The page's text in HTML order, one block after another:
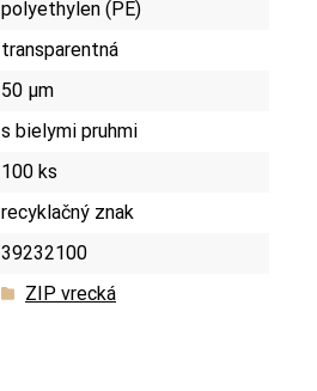
polyethylen (PE)
transparentná
50 µm
s bielymi pruhmi
100 ks
recyklačný znak
39232100
ZIP vrecká